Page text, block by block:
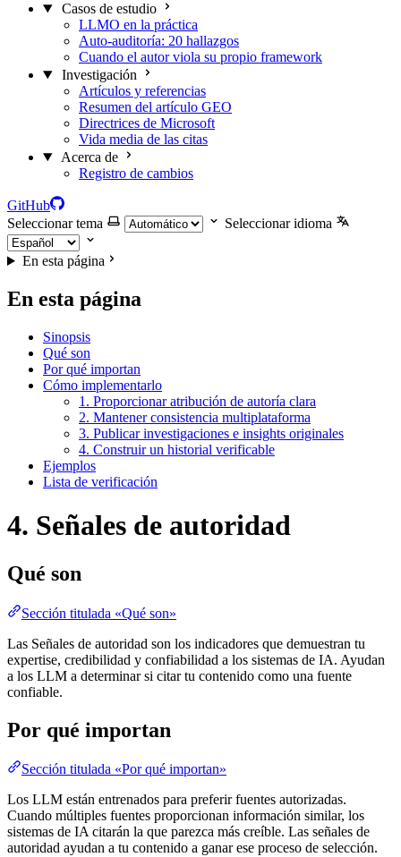
Casos de estudio
LLMO en la práctica
Auto-auditoría: 20 hallazgos
Cuando el autor viola su propio framework
Investigación
Artículos y referencias
Resumen del artículo GEO
Directrices de Microsoft
Vida media de las citas
Acerca de
Registro de cambios
GitHub
Seleccionar tema
Seleccionar idioma
En esta página
En esta página
Sinopsis
Qué son
Por qué importan
Cómo implementarlo
1. Proporcionar atribución de autoría clara
2. Mantener consistencia multiplataforma
3. Publicar investigaciones e insights originales
4. Construir un historial verificable
Ejemplos
Lista de verificación
4. Señales de autoridad
Qué son
Sección titulada «Qué son»
Las Señales de autoridad son los indicadores que demuestran tu
expertise, credibilidad y confiabilidad a los sistemas de IA. Ayudan
a los LLM a determinar si citar tu contenido como una fuente
confiable.
Por qué importan
Sección titulada «Por qué importan»
Los LLM están entrenados para preferir fuentes autorizadas.
Cuando múltiples fuentes proporcionan información similar, los
sistemas de IA citarán la que parezca más creíble. Las señales de
autoridad ayudan a tu contenido a ganar ese proceso de selección.